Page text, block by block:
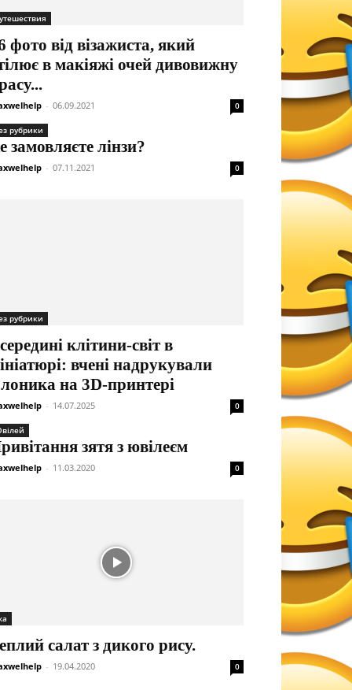
фото від візажиста, який
в макіяжі очей дивовижну
- 06.09.2021 0
рубрики
замовляєте лінзи?
- 07.11.2021 0
рубрики
клітини-світ в
вчені надрукували
на 3D-принтері
- 14.07.2025 0
зятя з ювілеєм
- 11.03.2020 0
салат з дикого рису.
- 19.04.2020 0